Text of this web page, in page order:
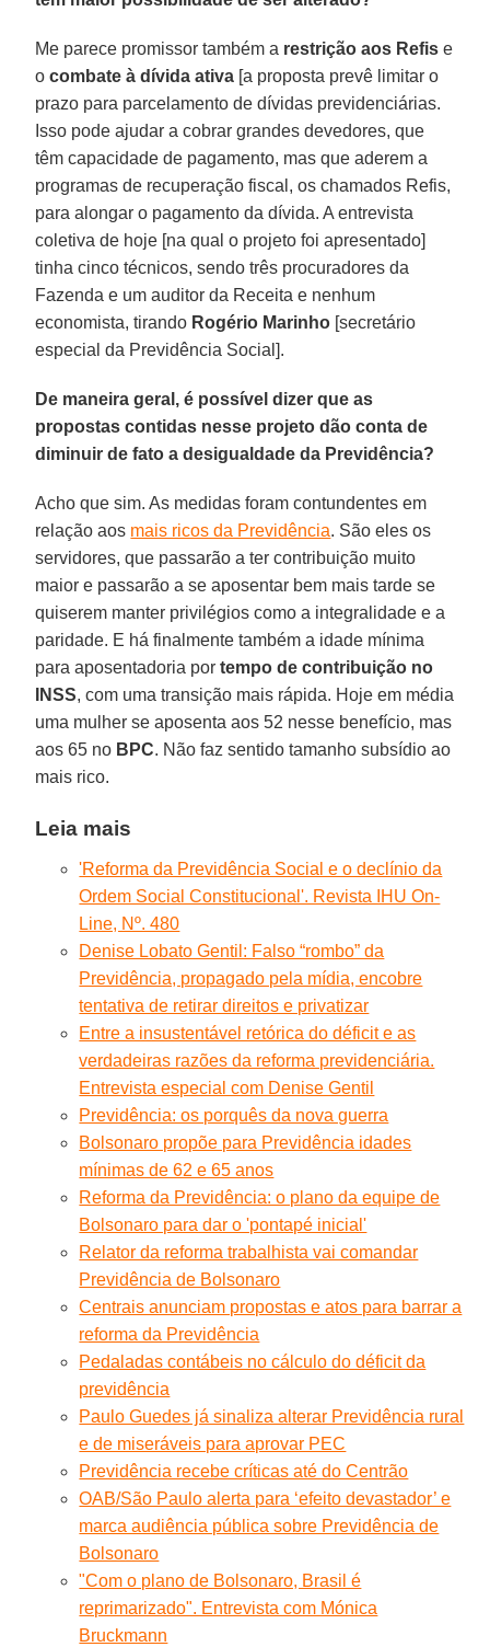
Me parece promissor também a restrição aos Refis e
ocombate à dívida ativa [a proposta prevê limitar o
prazo para parcelamento de dívidas previdenciárias.
Isso pode ajudar a cobrar grandes devedores, que
têm capacidade de pagamento, mas que aderem a
programas de recuperação fiscal, os chamados Refis,
para alongar o pagamento da dívida. A entrevista
coletiva de hoje [na qual o projeto foi apresentado]
tinha cinco técnicos, sendo três procuradores da
Fazenda e um auditor da Receita e nenhum
economista, tirando Rogério Marinho [secretário
especial da Previdência Social].
De maneira geral, é possível dizer que as
propostas contidas nesse projeto dão conta de
diminuir de fato a desigualdade da Previdência?
Acho que sim. As medidas foram contundentes em
relação aos mais ricos da Previdência. São eles os
servidores, que passarão a ter contribuição muito
maior e passarão a se aposentar bem mais tarde se
quiserem manter privilégios como a integralidade e a
paridade. E há finalmente também a idade mínima
para aposentadoria por tempo de contribuição no
INSS, com uma transição mais rápida. Hoje em média
uma mulher se aposenta aos 52 nesse benefício, mas
aos 65 no BPC. Não faz sentido tamanho subsídio ao
mais rico.
Leia mais
'Reforma da Previdência Social e o declínio da
Ordem Social Constitucional'. Revista IHU On-
Line, Nº. 480
Denise Lobato Gentil: Falso “rombo” da
Previdência, propagado pela mídia, encobre
tentativa de retirar direitos e privatizar
Entre a insustentável retórica do déficit e as
verdadeiras razões da reforma previdenciária.
Entrevista especial com Denise Gentil
Previdência: os porquês da nova guerra
Bolsonaro propõe para Previdência idades
mínimas de 62 e 65 anos
Reforma da Previdência: o plano da equipe de
Bolsonaro para dar o 'pontapé inicial'
Relator da reforma trabalhista vai comandar
Previdência de Bolsonaro
Centrais anunciam propostas e atos para barrar a
reforma da Previdência
Pedaladas contábeis no cálculo do déficit da
previdência
Paulo Guedes já sinaliza alterar Previdência rural
e de miseráveis para aprovar PEC
Previdência recebe críticas até do Centrão
OAB/São Paulo alerta para ‘efeito devastador’ e
marca audiência pública sobre Previdência de
Bolsonaro
"Com o plano de Bolsonaro, Brasil é
reprimarizado". Entrevista com Mónica
Bruckmann